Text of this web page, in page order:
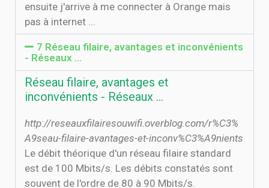
ensuite j'arrive à me connecter à Orange mais
pas à internet ...
7 Réseau filaire, avantages et inconvénients
- Réseaux ...
Réseau filaire, avantages et
inconvénients - Réseaux ...
http://reseauxfilairesouwifi.overblog.com/r%C3%
A9seau-filaire-avantages-et-inconv%C3%A9nients
Le débit théorique d'un réseau filaire standard
est de 100 Mbits/s. Les débits constatés sont
souvent de l'ordre de 80 à 90 Mbits/s.